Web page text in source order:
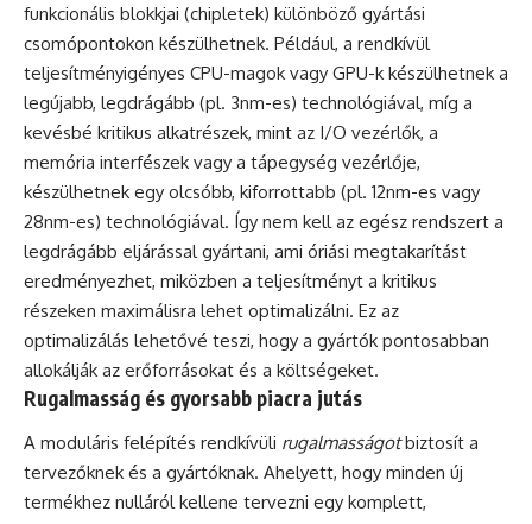
funkcionális blokkjai (chipletek) különböző gyártási
csomópontokon készülhetnek. Például, a rendkívül
teljesítményigényes CPU-magok vagy GPU-k készülhetnek a
legújabb, legdrágább (pl. 3nm-es) technológiával, míg a
kevésbé kritikus alkatrészek, mint az I/O vezérlők, a
memória interfészek vagy a tápegység vezérlője,
készülhetnek egy olcsóbb, kiforrottabb (pl. 12nm-es vagy
28nm-es) technológiával. Így nem kell az egész rendszert a
legdrágább eljárással gyártani, ami óriási megtakarítást
eredményezhet, miközben a teljesítményt a kritikus
részeken maximálisra lehet optimalizálni. Ez az
optimalizálás lehetővé teszi, hogy a gyártók pontosabban
allokálják az erőforrásokat és a költségeket.
Rugalmasság és gyorsabb piacra jutás
A moduláris felépítés rendkívüli rugalmasságotbiztosít a
tervezőknek és a gyártóknak. Ahelyett, hogy minden új
termékhez nulláról kellene tervezni egy komplett,